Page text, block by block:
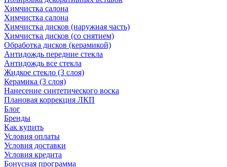
Химчистка салона
Химчистка салона
Химчистка дисков (наружная часть)
Химчистка дисков (со снятием)
Обработка дисков (керамикой)
Антидождь передние стекла
Антидождь все стекла
Жидкое стекло (3 слоя)
Керамика (3 слоя)
Нанесение синтетического воска
Плановая коррекция ЛКП
Блог
Бренды
Как купить
Условия оплаты
Условия доставки
Условия кредита
Бонусная программа